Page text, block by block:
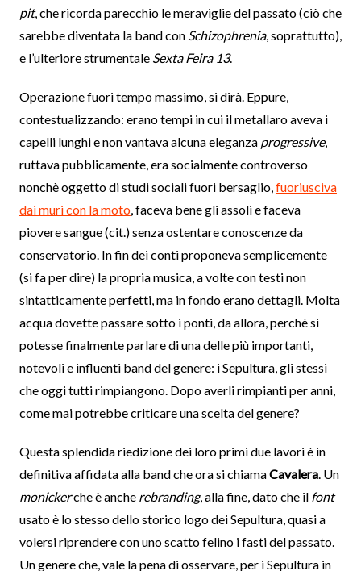
pit, che ricorda parecchio le meraviglie del passato (ciò che
sarebbe diventata la band con Schizophrenia, soprattutto),
e l’ulteriore strumentale Sexta Feira 13.
Operazione fuori tempo massimo, si dirà. Eppure,
contestualizzando: erano tempi in cui il metallaro aveva i
capelli lunghi e non vantava alcuna eleganza progressive,
ruttava pubblicamente, era socialmente controverso
nonchè oggetto di studi sociali fuori bersaglio,fuoriusciva
dai muri con la moto, faceva bene gli assoli e faceva
piovere sangue (cit.) senza ostentare conoscenze da
conservatorio. In fin dei conti proponeva semplicemente
(si fa per dire) la propria musica, a volte con testi non
sintatticamente perfetti, ma in fondo erano dettagli. Molta
acqua dovette passare sotto i ponti, da allora, perchè si
potesse finalmente parlare di una delle più importanti,
notevoli e influenti band del genere: i Sepultura, gli stessi
che oggi tutti rimpiangono. Dopo averli rimpianti per anni,
come mai potrebbe criticare una scelta del genere?
Questa splendida riedizione dei loro primi due lavori è in
definitiva affidata alla band che ora si chiamaCavalera. Un
monickerche è anche rebranding, alla fine, dato che il font
usato è lo stesso dello storico logo dei Sepultura, quasi a
volersi riprendere con uno scatto felino i fasti del passato.
Un genere che, vale la pena di osservare, per i Sepultura in